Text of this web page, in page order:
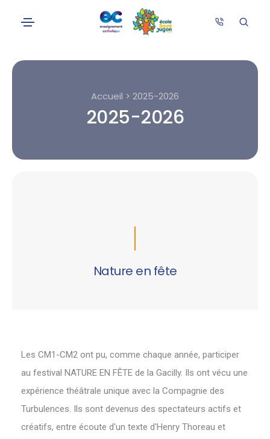
Accueil > 2025-2026
2025-2026
Nature en fête
Les CM1-CM2 ont pu, comme chaque année, participer
au festival NATURE EN FÊTE de la Gacilly. Ils ont vécu une
expérience théâtrale unique avec la Compagnie des
Turbulences. Ils sont devenus des spectateurs actifs et
créatifs, entre écoute d'un texte d'Henry Thoreau et